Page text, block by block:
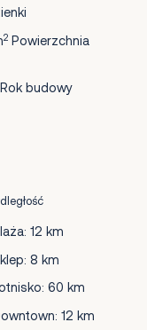
2Powierzchnia
budowy
12 km
8 km
60 km
12 km